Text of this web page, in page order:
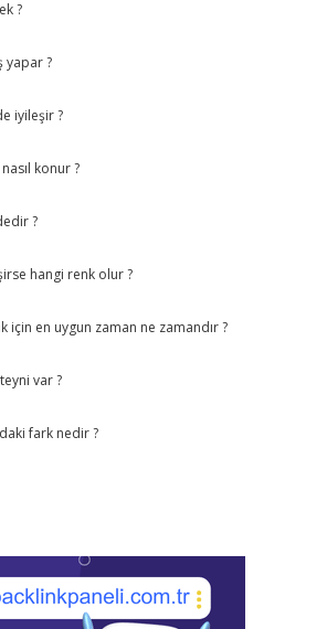
?
yapar ?
iyileşir ?
konur ?
?
hangi renk olur ?
için en uygun zaman ne zamandır ?
var ?
fark nedir ?